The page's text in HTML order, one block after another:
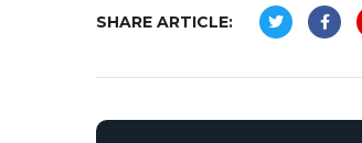
SHARE ARTICLE: